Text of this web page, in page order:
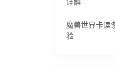
魔兽世界卡读
验